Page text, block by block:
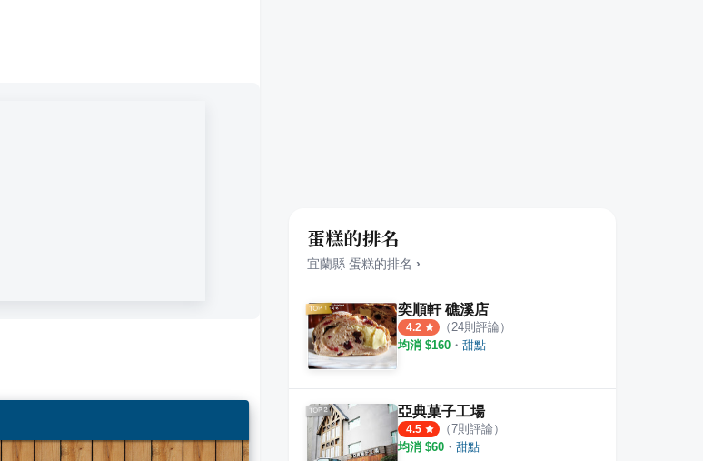
蛋糕的排名
宜蘭縣 蛋糕的排名 ›
奕順軒 礁溪店
4.2 （ 24則評論）
均消 $160 ・ 甜點
亞典菓子工場
4.5 （7則評論）
均消 $60 ・ 甜點